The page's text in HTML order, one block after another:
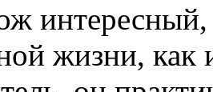
жизни, как